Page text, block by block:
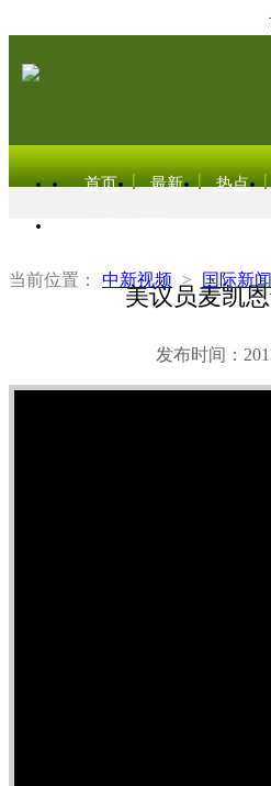
首页 最新 热点
当前位置： 中新视频 > 国际新闻
美议员麦凯
发布时间：